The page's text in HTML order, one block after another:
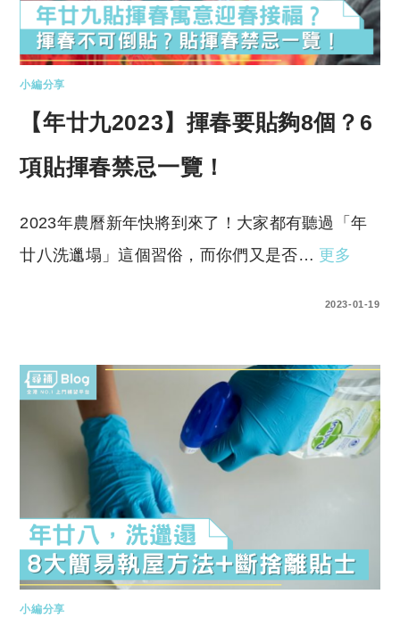
小編分享
【年廿九2023】揮春要貼夠8個？6
項貼揮春禁忌一覽！
2023年農曆新年快將到來了！大家都有聽過「年
廿八洗邋塌」這個習俗，而你們又是否… 更多
2023-01-19
小編分享